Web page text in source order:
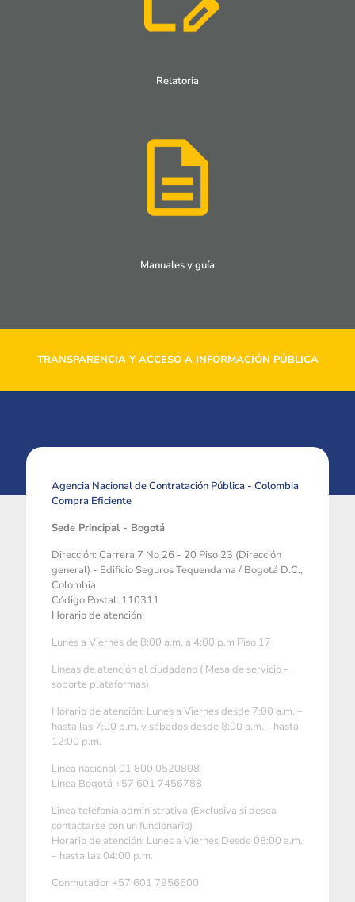
Relatoria
Manuales y guía
TRANSPARENCIA Y ACCESO A INFORMACIÓN PÚBLICA
Agencia Nacional de Contratación Pública - Colombia
Compra Eficiente
Sede Principal - Bogotá
Dirección: Carrera 7 No 26 - 20 Piso 23 (Dirección
general) - Edificio Seguros Tequendama / Bogotá D.C.,
Colombia
Código Postal: 110311
Horario de atención:
Lunes a Viernes de 8:00 a.m. a 4:00 p.m Piso 17
Líneas de atención al ciudadano ( Mesa de servicio -
soporte plataformas)
Horario de atención: Lunes a Viernes desde 7:00 a.m. –
hasta las 7:00 p.m. y sábados desde 8:00 a.m. - hasta
12:00 p.m.
Linea nacional 01 800 0520808
Linea Bogotá +57 601 7456788
Linea telefonía administrativa (Exclusiva si desea
contactarse con un funcionario)
Horario de atención: Lunes a Viernes Desde 08:00 a.m.
– hasta las 04:00 p.m.
Conmutador +57 601 7956600